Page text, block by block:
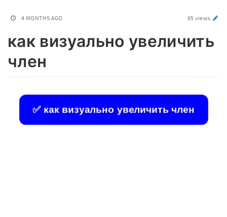
4 MONTHS AGO 65 views
как визуально увеличить
член
✅ как визуально увеличить член